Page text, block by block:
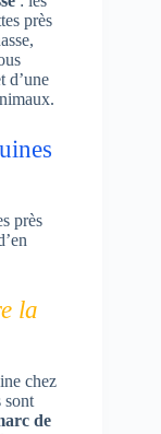
près
d’une
près
la
chez
sont
de